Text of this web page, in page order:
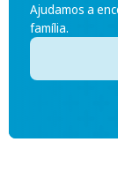
Ajudamos a
família.